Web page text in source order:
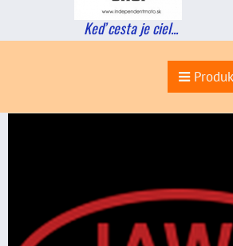
Keď cesta je ciel...